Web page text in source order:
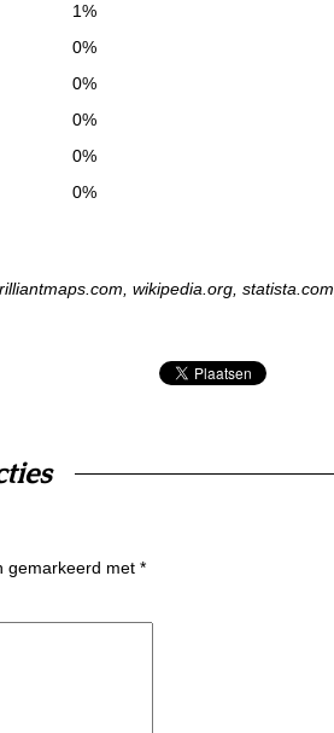
1%
0%
0%
0%
0%
0%
wikipedia.org, statista.com,
gemarkeerd met *